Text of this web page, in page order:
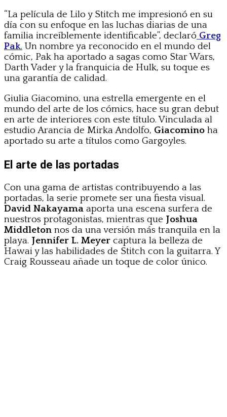
“La película de Lilo y Stitch me impresionó en su
día con su enfoque en las luchas diarias de una
familia increíblemente identificable”, declaró Greg
Pak. Un nombre ya reconocido en el mundo del
cómic, Pak ha aportado a sagas como Star Wars,
Darth Vader y la franquicia de Hulk, su toque es
una garantía de calidad.
Giulia Giacomino, una estrella emergente en el
mundo del arte de los cómics, hace su gran debut
en arte de interiores con este título. Vinculada al
estudio Arancia de Mirka Andolfo, Giacomino ha
aportado su arte a títulos como Gargoyles.
El arte de las portadas
Con una gama de artistas contribuyendo a las
portadas, la serie promete ser una fiesta visual.
David Nakayama aporta una escena surfera de
nuestros protagonistas, mientras que Joshua
Middleton nos da una versión más tranquila en la
playa. Jennifer L. Meyer captura la belleza de
Hawai y las habilidades de Stitch con la guitarra. Y
Craig Rousseau añade un toque de color único.